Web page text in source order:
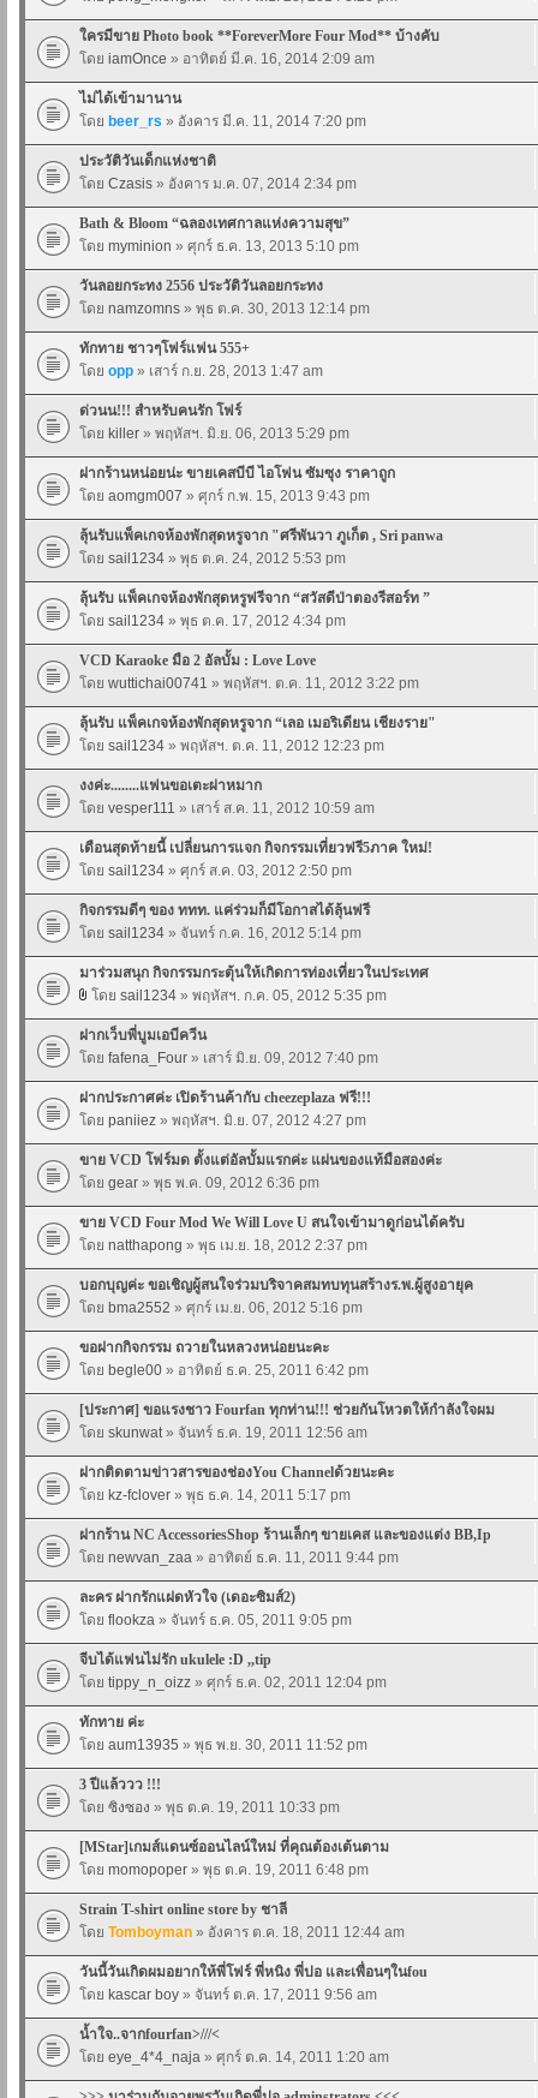
ใครมีขาย Photo book **ForeverMore Four Mod** บ้างคับ
โดย iamOnce » อาทิตย์ มี.ค. 16, 2014 2:09 am
ไม่ได้เข้ามานาน
โดย beer_rs » อังคาร มี.ค. 11, 2014 7:20 pm
ประวัติวันเด็กแห่งชาติ
โดย Czasis » อังคาร ม.ค. 07, 2014 2:34 pm
Bath & Bloom “ฉลองเทศกาลแห่งความสุข”
โดย myminion » ศุกร์ ธ.ค. 13, 2013 5:10 pm
วันลอยกระทง 2556 ประวัติวันลอยกระทง
โดย namzomns » พุธ ต.ค. 30, 2013 12:14 pm
ทักทาย ชาวๆโฟร์แฟน 555+
โดย opp » เสาร์ ก.ย. 28, 2013 1:47 am
ด่วนน!!! สำหรับคนรัก โฟร์
โดย killer » พฤหัสฯ. มิ.ย. 06, 2013 5:29 pm
ฝากร้านหน่อยน่ะ ขายเคสบีบี ไอโฟน ซัมซุง ราคาถูก
โดย aomgm007 » ศุกร์ ก.พ. 15, 2013 9:43 pm
ลุ้นรับแพ็คเกจห้องพักสุดหรูจาก "ศรีพันวา ภูเก็ต , Sri panwa
โดย sail1234 » พุธ ต.ค. 24, 2012 5:53 pm
ลุ้นรับ แพ็คเกจห้องพักสุดหรูฟรีจาก “สวัสดีป่าตองรีสอร์ท ”
โดย sail1234 » พุธ ต.ค. 17, 2012 4:34 pm
VCD Karaoke มือ 2 อัลบั้ม : Love Love
โดย wuttichai00741 » พฤหัสฯ. ต.ค. 11, 2012 3:22 pm
ลุ้นรับ แพ็คเกจห้องพักสุดหรูจาก “เลอ เมอริเดียน เชียงราย"
โดย sail1234 » พฤหัสฯ. ต.ค. 11, 2012 12:23 pm
งงค่ะ........แฟนขอเตะผ่าหมาก
โดย vesper111 » เสาร์ ส.ค. 11, 2012 10:59 am
เดือนสุดท้ายนี้ เปลี่ยนการแจก กิจกรรมเที่ยวฟรี5ภาค ใหม่!
โดย sail1234 » ศุกร์ ส.ค. 03, 2012 2:50 pm
กิจกรรมดีๆ ของ ททท. แค่ร่วมก็มีโอกาสได้ลุ้นฟรี
โดย sail1234 » จันทร์ ก.ค. 16, 2012 5:14 pm
มาร่วมสนุก กิจกรรมกระตุ้นให้เกิดการท่องเที่ยวในประเทศ
โดย sail1234 » พฤหัสฯ. ก.ค. 05, 2012 5:35 pm
ฝากเว็บพี่บูมเอบีควีน
โดย fafena_Four » เสาร์ มิ.ย. 09, 2012 7:40 pm
ฝากประกาศค่ะ เปิดร้านค้ากับ cheezeplaza ฟรี!!!
โดย paniiez » พฤหัสฯ. มิ.ย. 07, 2012 4:27 pm
ขาย VCD โฟร์มด ตั้งแต่อัลบั้มแรกค่ะ แผ่นของแท้มือสองค่ะ
โดย gear » พุธ พ.ค. 09, 2012 6:36 pm
ขาย VCD Four Mod We Will Love U สนใจเข้ามาดูก่อนได้ครับ
โดย natthapong » พุธ เม.ย. 18, 2012 2:37 pm
บอกบุญค่ะ ขอเชิญผู้สนใจร่วมบริจาคสมทบทุนสร้างร.พ.ผู้สูงอายุค
โดย bma2552 » ศุกร์ เม.ย. 06, 2012 5:16 pm
ขอฝากกิจกรรม ถวายในหลวงหน่อยนะคะ
โดย begle00 » อาทิตย์ ธ.ค. 25, 2011 6:42 pm
[ประกาศ] ขอแรงชาว Fourfan ทุกท่าน!!! ช่วยกันโหวตให้กำลังใจผม
โดย skunwat» จันทร์ ธ.ค. 19, 2011 12:56 am
ฝากติดตามข่าวสารของช่องYou Channelด้วยนะคะ
โดย kz-fclover » พุธ ธ.ค. 14, 2011 5:17 pm
ฝากร้าน NC AccessoriesShop ร้านเล็กๆ ขายเคส และของแต่ง BB,Ip
โดย newvan_zaa » อาทิตย์ ธ.ค. 11, 2011 9:44 pm
ละคร ฝากรักแฝดหัวใจ (เดอะซิมส์2)
โดย flookza » จันทร์ ธ.ค. 05, 2011 9:05 pm
จีบได้แฟนไม่รัก ukulele :D ,,tip
โดย tippy_n_oizz » ศุกร์ ธ.ค. 02, 2011 12:04 pm
ทักทาย ค่ะ
โดย aum13935 » พุธ พ.ย. 30, 2011 11:52 pm
3 ปีแล้ววว !!!
โดย ซิงซอง » พุธ ต.ค. 19, 2011 10:33 pm
[MStar]เกมส์แดนซ์ออนไลน์ใหม่ ที่คุณต้องเต้นตาม
โดย momopoper » พุธ ต.ค. 19, 2011 6:48 pm
Strain T-shirt online store by ชาลี
โดย Tomboyman » อังคาร ต.ค. 18, 2011 12:44 am
วันนี้วันเกิดผมอยากให้พี่โฟร์ พี่หนิง พี่ปอ และเพื่อนๆในfou
โดย kascar boy » จันทร์ ต.ค. 17, 2011 9:56 am
น้ำใจ..จากfourfan>///<
โดย eye_4*4_naja » ศุกร์ ต.ค. 14, 2011 1:20 am